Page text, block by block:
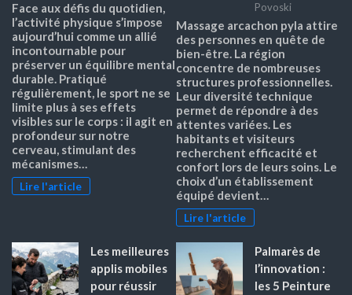
Face aux défis du quotidien,
l’activité physique s’impose
aujourd’hui comme un allié
incontournable pour
préserver un équilibre mental
durable. Pratiqué
régulièrement, le sport ne se
limite plus à ses effets
visibles sur le corps : il agit en
profondeur sur notre
cerveau, stimulant des
mécanismes…
Lire l'article
Povoski
Massage arcachon pyla attire
des personnes en quête de
bien-être. La région
concentre de nombreuses
structures professionnelles.
Leur diversité technique
permet de répondre à des
attentes variées. Les
habitants et visiteurs
recherchent efficacité et
confort lors de leurs soins. Le
choix d’un établissement
équipé devient…
Lire l'article
Les meilleures
applis mobiles
pour réussir
Palmarès de
l’innovation :
les 5 Peinture